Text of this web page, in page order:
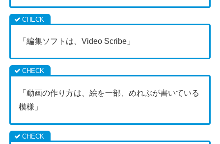
「編集ソフトは、Video Scribe」
「動画の作り方は、絵を一部、めれぶが書いている
模様」